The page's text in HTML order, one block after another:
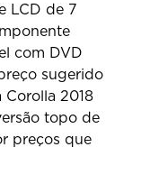
LCD de 7
com DVD
sugerido
Corolla 2018
topo de
preços que